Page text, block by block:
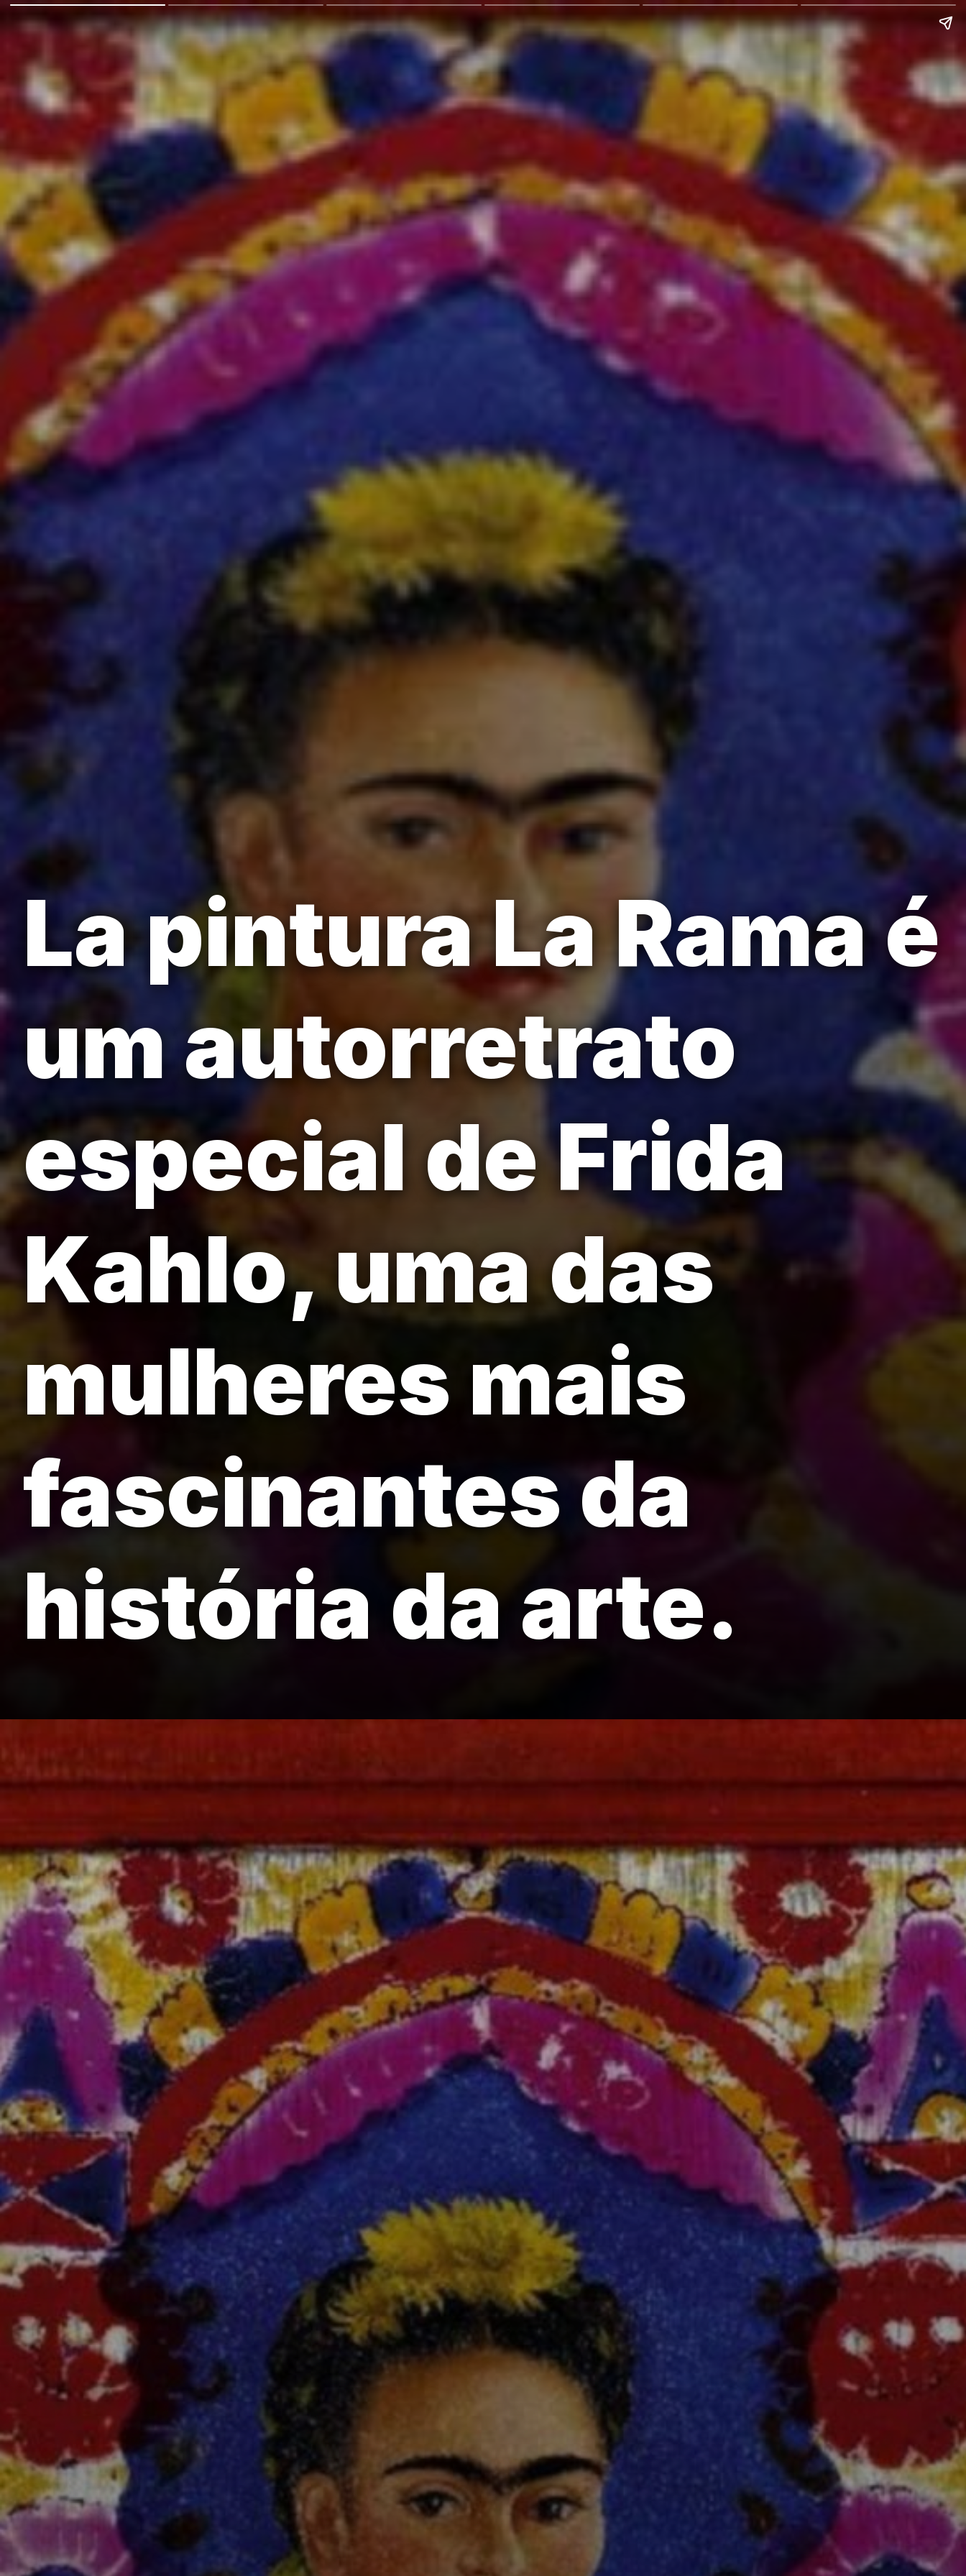
La pintura La Rama é
um autorretrato
especial de Frida
Kahlo, uma das
mulheres mais
fascinantes da
história da arte.